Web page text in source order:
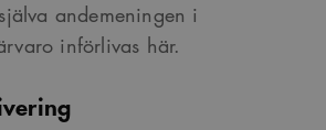
andemeningen i
införlivas här.